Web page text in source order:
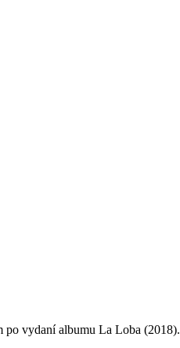
vydaní albumu La Loba (2018).